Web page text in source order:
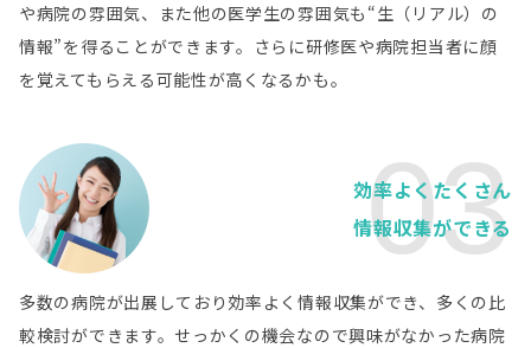
独立行政法人地域医療機能推進機構人吉医療セン
ター
病院詳細
熊本県
熊本県
国保水俣市立総合医療センター 病院詳細
熊本県
独立行政法人国立病院機構熊本医療センター 病院詳細
熊本県
社会医療法人 愛育会 福田病院 病院詳細
や病院の雰囲気、また他の医学生の雰囲気も“生（リアル）の
情報”を得ることができます。さらに研修医や病院担当者に顔
を覚えてもらえる可能性が高くなるかも。
03
効率よくたくさん
情報収集ができる
多数の病院が出展しており効率よく情報収集ができ、多くの比
較検討ができます。せっかくの機会なので興味がなかった病院